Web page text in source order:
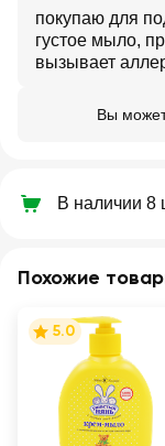
покупаю для
густое мыло,
вызывает
Вы
В наличии 8
Похожие
5.0